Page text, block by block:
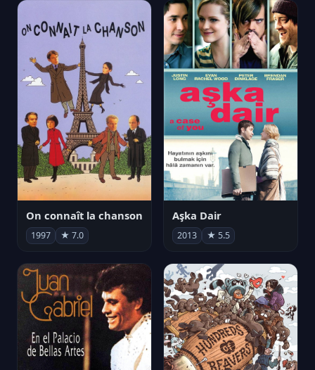
On connaît la chanson
1997 ★ 7.0
Aşka Dair
2013 ★ 5.5